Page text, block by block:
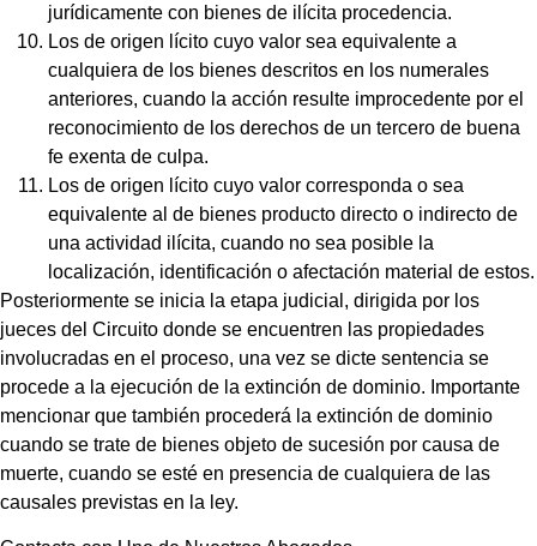
jurídicamente con bienes de ilícita procedencia.
Los de origen lícito cuyo valor sea equivalente a
cualquiera de los bienes descritos en los numerales
anteriores, cuando la acción resulte improcedente por el
reconocimiento de los derechos de un tercero de buena
fe exenta de culpa.
Los de origen lícito cuyo valor corresponda o sea
equivalente al de bienes producto directo o indirecto de
una actividad ilícita, cuando no sea posible la
localización, identificación o afectación material de estos.
Posteriormente se inicia la etapa judicial, dirigida por los
jueces del Circuito donde se encuentren las propiedades
involucradas en el proceso, una vez se dicte sentencia se
procede a la ejecución de la extinción de dominio. Importante
mencionar que también procederá la extinción de dominio
cuando se trate de bienes objeto de sucesión por causa de
muerte, cuando se esté en presencia de cualquiera de las
causales previstas en la ley.